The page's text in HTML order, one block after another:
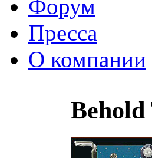
Форум
Пресса
О компании
Behold